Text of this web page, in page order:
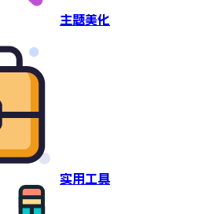
主题美化
实用工具